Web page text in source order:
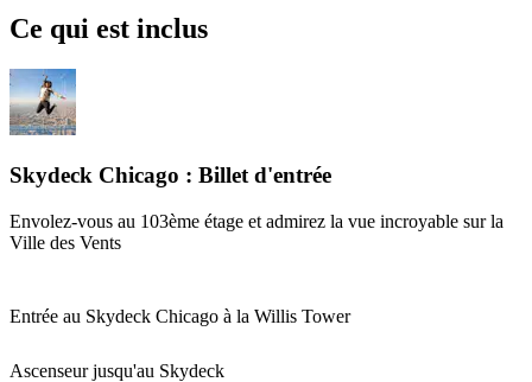
Ce qui est inclus
Skydeck Chicago : Billet d'entrée
Envolez-vous au 103ème étage et admirez la vue incroyable sur la
Ville des Vents
Entrée au Skydeck Chicago à la Willis Tower
Ascenseur jusqu'au Skydeck